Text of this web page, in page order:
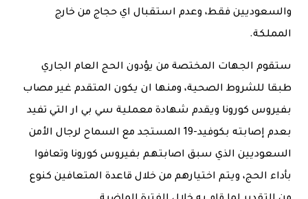
والسعوديين فقط، وعدم استقبال اي حجاج من خارج
المملكة.
ستقوم الجهات المختصة من يؤدون الحج العام الجاري
طبقا للشروط الصحية، ومنها ان يكون المتقدم غير مصاب
بفيروس كورونا ويقدم شهادة معملية سي بي ار التي تفيد
بعدم إصابته بكوفيد-19 المستجد مع السماح لرجال الأمن
السعوديين الذي سبق اصابتهم بفيروس كورونا وتعافوا
بأداء الحج، ويتم اختيارهم من خلال قاعدة المتعافين كنوع